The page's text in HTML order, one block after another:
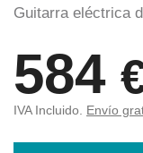
Guitarra eléctrica
584
IVA Incluido. Envío